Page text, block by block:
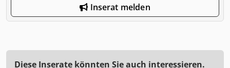
Inserat melden
Diese Inserate könnten Sie auch interessieren.